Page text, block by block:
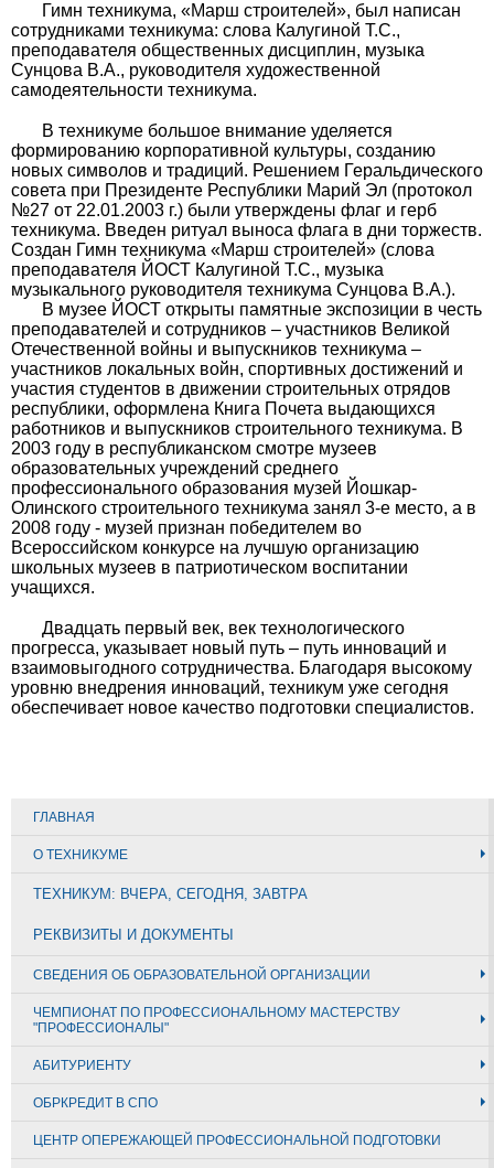
Гимн техникума, «Марш строителей», был написан
сотрудниками техникума: слова Калугиной Т.С.,
преподавателя общественных дисциплин, музыка
Сунцова В.А., руководителя художественной
самодеятельности техникума.
В техникуме большое внимание уделяется
формированию корпоративной культуры, созданию
новых символов и традиций. Решением Геральдического
совета при Президенте Республики Марий Эл (протокол
№27 от 22.01.2003 г.) были утверждены флаг и герб
техникума. Введен ритуал выноса флага в дни торжеств.
Создан Гимн техникума «Марш строителей» (слова
преподавателя ЙОСТ Калугиной Т.С., музыка
музыкального руководителя техникума Сунцова В.А.).
В музее ЙОСТ открыты памятные экспозиции в честь
преподавателей и сотрудников – участников Великой
Отечественной войны и выпускников техникума –
участников локальных войн, спортивных достижений и
участия студентов в движении строительных отрядов
республики, оформлена Книга Почета выдающихся
работников и выпускников строительного техникума. В
2003 году в республиканском смотре музеев
образовательных учреждений среднего
профессионального образования музей Йошкар-
Олинского строительного техникума занял 3-е место, а в
2008 году - музей признан победителем во
Всероссийском конкурсе на лучшую организацию
школьных музеев в патриотическом воспитании
учащихся.
Двадцать первый век, век технологического
прогресса, указывает новый путь – путь инноваций и
взаимовыгодного сотрудничества. Благодаря высокому
уровню внедрения инноваций, техникум уже сегодня
обеспечивает новое качество подготовки специалистов.
ГЛАВНАЯ
О ТЕХНИКУМЕ
ТЕХНИКУМ: ВЧЕРА, СЕГОДНЯ, ЗАВТРА
РЕКВИЗИТЫ И ДОКУМЕНТЫ
СВЕДЕНИЯ ОБ ОБРАЗОВАТЕЛЬНОЙ ОРГАНИЗАЦИИ
ЧЕМПИОНАТ ПО ПРОФЕССИОНАЛЬНОМУ МАСТЕРСТВУ
"ПРОФЕССИОНАЛЫ"
АБИТУРИЕНТУ
ОБРКРЕДИТ В СПО
ЦЕНТР ОПЕРЕЖАЮЩЕЙ ПРОФЕССИОНАЛЬНОЙ ПОДГОТОВКИ